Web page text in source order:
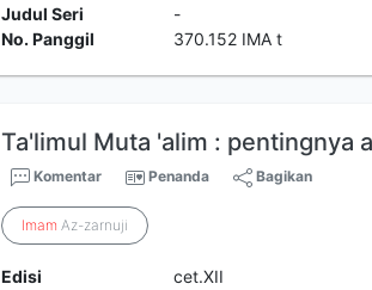
Judul Seri
-
No. Panggil
370.152 IMA t
Ta'limul Muta 'alim : pentingnya
Komentar Penanda Bagikan
Imam Az-zarnuji
Edisi
cet.XII